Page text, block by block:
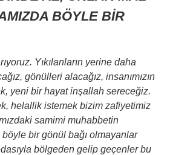
BÖYLE BİR
Yıkılanların yerine daha
gönülleri alacağız, insanımızın
yeni bir hayat inşallah sereceğiz.
helallik istemek bizim zafiyetimiz
samimi muhabbetin
bir gönül bağı olmayanlar
bölgeden gelip geçenler bu